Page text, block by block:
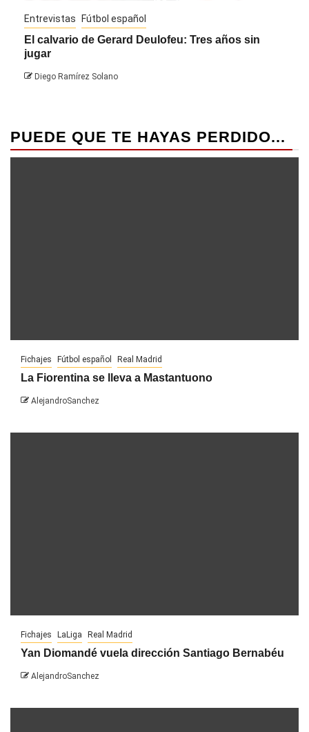
Entrevistas Fútbol español
El calvario de Gerard Deulofeu: Tres años sin
jugar
Diego Ramírez Solano
PUEDE QUE TE HAYAS PERDIDO...
Fichajes Fútbol español Real Madrid
La Fiorentina se lleva a Mastantuono
AlejandroSanchez
Fichajes LaLiga Real Madrid
Yan Diomandé vuela dirección Santiago Bernabéu
AlejandroSanchez